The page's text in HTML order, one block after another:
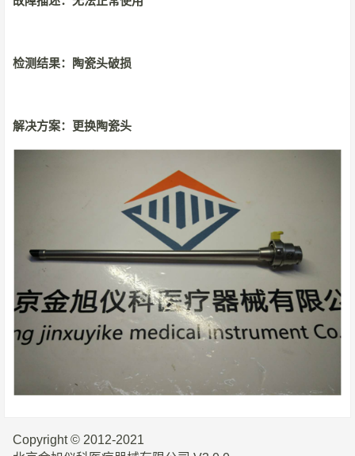
检测结果：陶瓷头破损
解决方案：更换陶瓷头
Copyright © 2012-2021